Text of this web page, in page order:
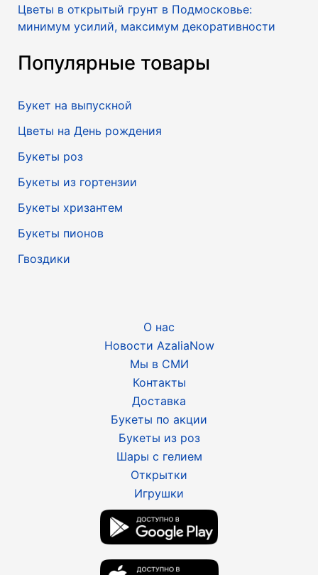
Цветы в открытый грунт в Подмосковье:
минимум усилий, максимум декоративности
Популярные товары
Букет на выпускной
Цветы на День рождения
Букеты роз
Букеты из гортензии
Букеты хризантем
Букеты пионов
Гвоздики
О нас
Новости AzaliaNow
Мы в СМИ
Контакты
Доставка
Букеты по акции
Букеты из роз
Шары с гелием
Открытки
Игрушки